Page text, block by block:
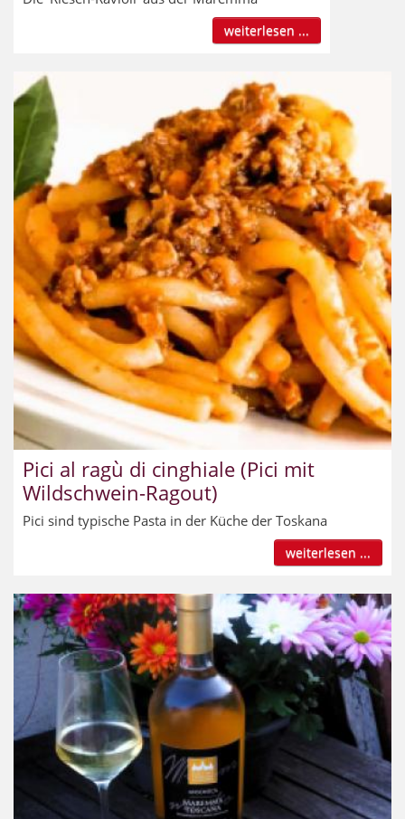
weiterlesen ...
Pici al ragù di cinghiale (Pici mit
Wildschwein-Ragout)
Pici sind typische Pasta in der Küche der Toskana
weiterlesen ...